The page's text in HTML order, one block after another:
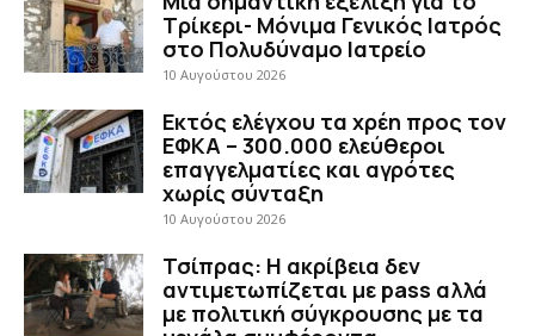
Τρίκερι- Μόνιμα Γενικός Ιατρός
στο Πολυδύναμο Ιατρείο
10 Αυγούστου 2026
Εκτός ελέγχου τα χρέη προς τον
ΕΦΚΑ – 300.000 ελεύθεροι
επαγγελματίες και αγρότες
χωρίς σύνταξη
10 Αυγούστου 2026
Τσίπρας: Η ακρίβεια δεν
αντιμετωπίζεται με pass αλλά
με πολιτική σύγκρουσης με τα